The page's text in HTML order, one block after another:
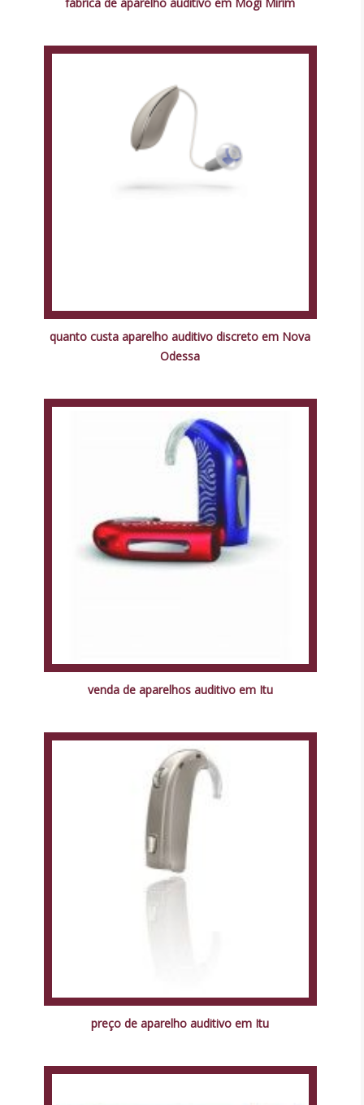
quanto custa aparelho auditivo discreto em Nova
Odessa
venda de aparelhos auditivo em Itu
preço de aparelho auditivo em Itu